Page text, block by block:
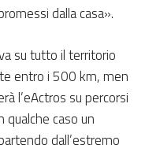
dalla casa».
su tutto il territorio
entro i 500 km, men
l’eActros su percorsi
caso un
dall’estremo